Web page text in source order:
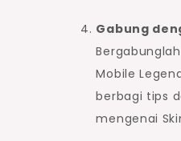
Gabung
Mobile
berbagi tips
mengenai